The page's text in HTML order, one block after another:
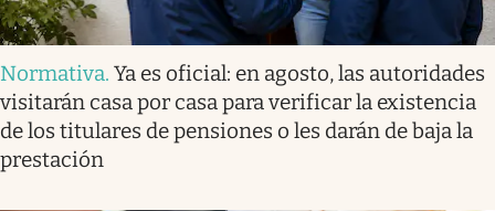
Normativa. Ya es oficial: en agosto, las autoridades
visitarán casa por casa para verificar la existencia
de los titulares de pensiones o les darán de baja la
prestación